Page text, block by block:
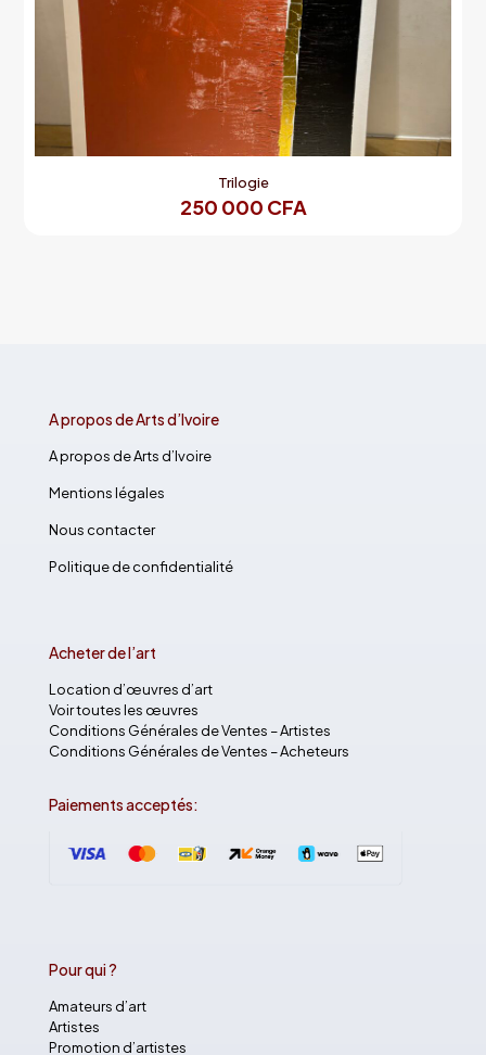
Trilogie
250 000 CFA
A propos de Arts d’Ivoire
A propos de Arts d’Ivoire
Mentions légales
Nous contacter
Politique de confidentialité
Acheter de l’art
Location d’œuvres d’art
Voir toutes les œuvres
Conditions Générales de Ventes – Artistes
Conditions Générales de Ventes – Acheteurs
Paiements acceptés:
Pour qui ?
Amateurs d’art
Artistes
Promotion d’artistes